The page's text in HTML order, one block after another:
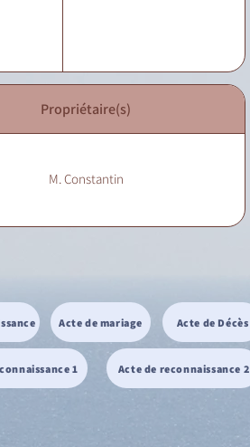
Propriétaire(s)
M. Constantin
Acte de mariage Acte de Décès
1 Acte de reconnaissance 2